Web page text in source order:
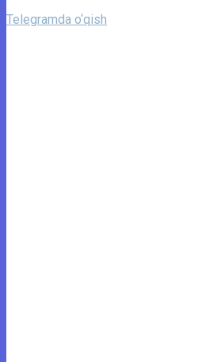
Telegramda o‘qish